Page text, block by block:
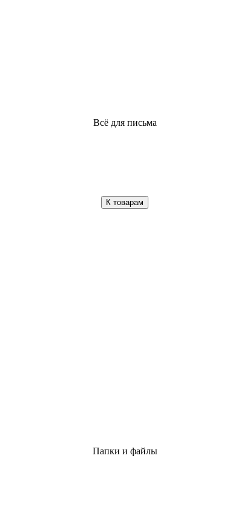
Всё для письма
К товарам
Папки и файлы